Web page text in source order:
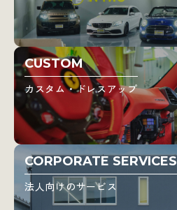
CUSTOM
カスタム・ドレスアップ
CORPORATE SERVICES
法人向けのサービス